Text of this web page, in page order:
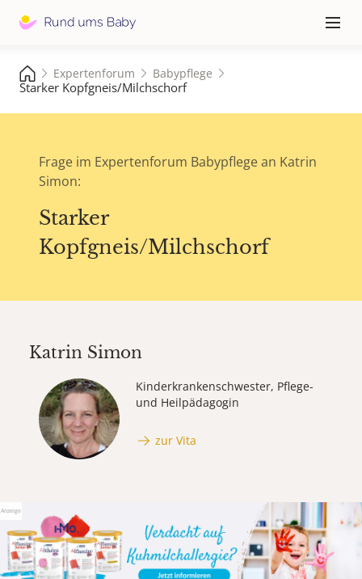
≡
Expertenforum Babypflege
Starker Kopfgneis/Milchschorf
Frage im Expertenforum Babypflege an Katrin
Simon:
Starker
Kopfgneis/Milchschorf
Katrin Simon
Kinderkrankenschwester, Pflege-
und Heilpädagogin
zur Vita
Anzeige